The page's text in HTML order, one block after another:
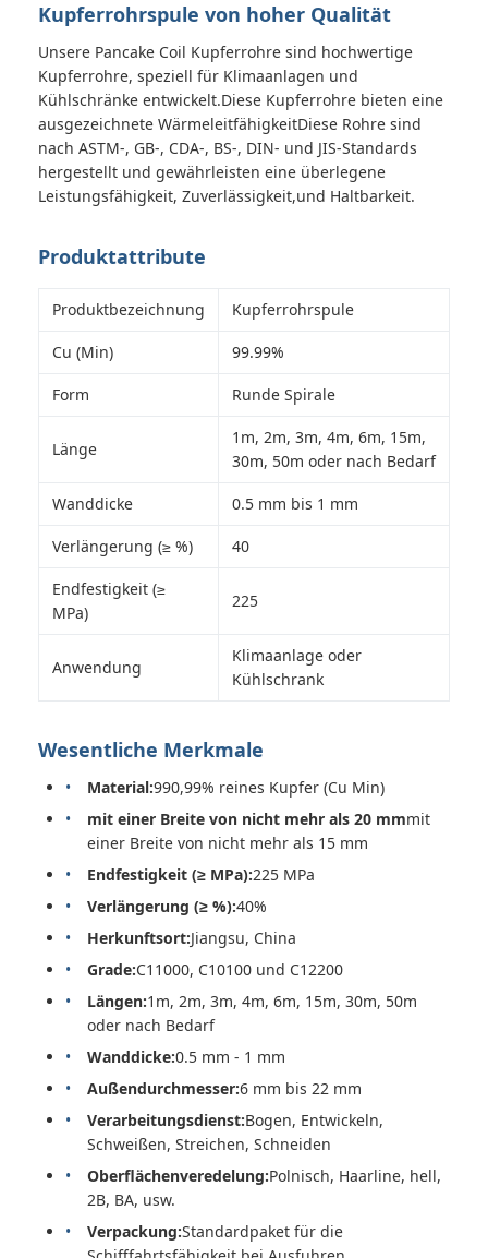
Kupferrohrspule von hoher Qualität
Unsere Pancake Coil Kupferrohre sind hochwertige
Kupferrohre, speziell für Klimaanlagen und
Kühlschränke entwickelt.Diese Kupferrohre bieten eine
ausgezeichnete WärmeleitfähigkeitDiese Rohre sind
nach ASTM-, GB-, CDA-, BS-, DIN- und JIS-Standards
hergestellt und gewährleisten eine überlegene
Leistungsfähigkeit, Zuverlässigkeit,und Haltbarkeit.
Produktattribute
Produktbezeichnung Kupferrohrspule
Cu (Min) 99.99%
Form Runde Spirale
Länge
1m, 2m, 3m, 4m, 6m, 15m,
30m, 50m oder nach Bedarf
Wanddicke 0.5 mm bis 1 mm
Verlängerung (≥ %) 40
Endfestigkeit (≥
MPa)
225
Anwendung
Klimaanlage oder
Kühlschrank
Wesentliche Merkmale
Material:990,99% reines Kupfer (Cu Min)
mit einer Breite von nicht mehr als 20 mmmit
einer Breite von nicht mehr als 15 mm
Endfestigkeit (≥ MPa):225 MPa
Verlängerung (≥ %):40%
Herkunftsort:Jiangsu, China
Grade:C11000, C10100 und C12200
Längen:1m, 2m, 3m, 4m, 6m, 15m, 30m, 50m
oder nach Bedarf
Wanddicke:0.5 mm - 1 mm
Außendurchmesser:6 mm bis 22 mm
Verarbeitungsdienst:Bogen, Entwickeln,
Schweißen, Streichen, Schneiden
Oberflächenveredelung:Polnisch, Haarline, hell,
2B, BA, usw.
Verpackung:Standardpaket für die